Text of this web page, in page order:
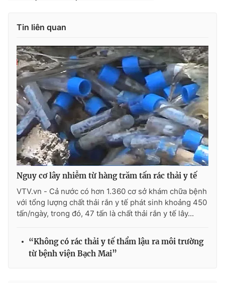
THỜI BÁO VTV
Theo dõi báo trên
Cơ quan chủ quản:Đài Truyền hình Việt Nam
Cơ quan báo chí:Thời báo VTV
Giấy phép hoạt động báo in và báo điện tử số 483/GP-BTTTT
cấp ngày 29/12/2023
Tổng Biên tập:Vũ Thanh Thủy
Phó Tổng Biên tập:Nguyễn Thị Mỹ Hạnh, Phạm Quốc Thắng,
Nguyễn Trọng Ninh
Tổng đài VTV:024.38 355 931 - 024.38 355 932
Email:
toasoan@vtv.vn
Liên hệ quảng cáo:024-7300.7108
Tin liên quan
Nguy cơ lây nhiễm từ hàng trăm tấn rác thải y tế
VTV.vn - Cả nước có hơn 1.360 cơ sở khám chữa bệnh
với tổng lượng chất thải rắn y tế phát sinh khoảng 450
tấn/ngày, trong đó, 47 tấn là chất thải rắn y tế lây...
“Không có rác thải y tế thẩm lậu ra môi trường
từ bệnh viện Bạch Mai”